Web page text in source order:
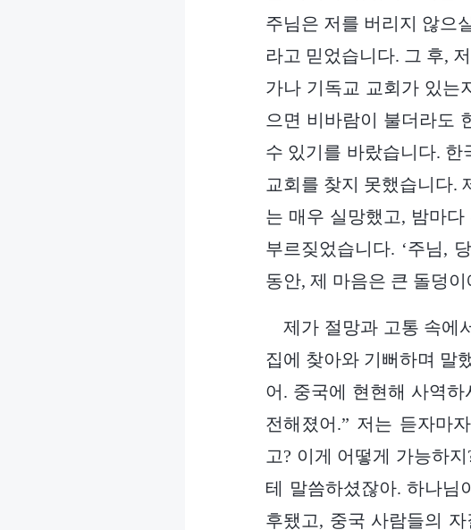
주님은 저를 버리지 않으
라고 믿었습니다. 그 후,
가나 기독교 교회가 있는
으면 비바람이 불더라도
수 있기를 바랐습니다.
교회를 찾지 못했습니다.
는 매우 실망했고, 밤마
부르짖었습니다. ‘주님,
동안, 제 마음은 큰 돌덩
제가 절망과 고통 속에
집에 찾아와 기뻐하며 말
어. 중국에 현현해 사역
전해졌어.” 저는 듣자마
고? 이게 어떻게 가능하
테 말씀하셨잖아. 하나님
후됐고, 중국 사람들의